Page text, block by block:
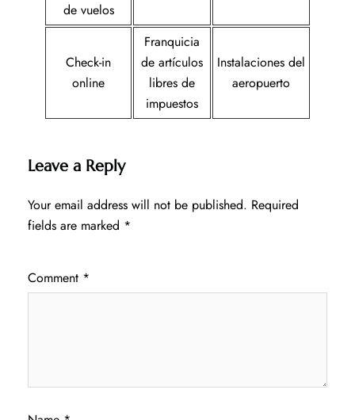
de vuelos
Check-in
online
Franquicia
de artículos
libres de
impuestos
Instalaciones del
aeropuerto
Leave a Reply
Your email address will not be published. Required
fields are marked *
Comment *